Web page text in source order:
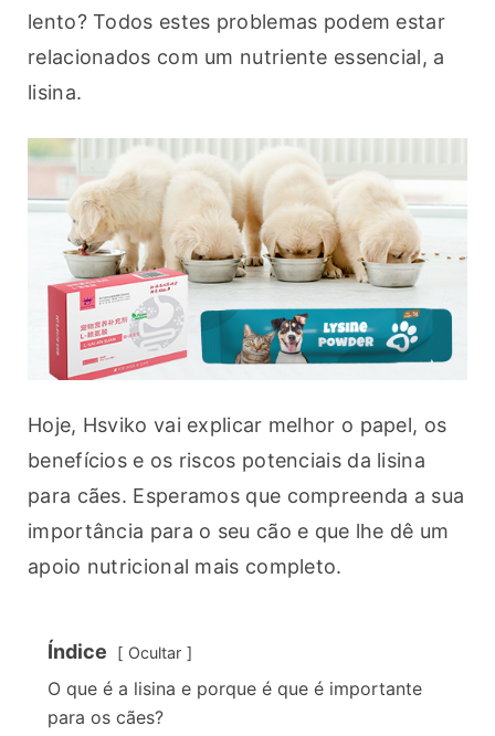
lento? Todos estes problemas podem estar
relacionados com um nutriente essencial, a
lisina.
Hoje, Hsviko vai explicar melhor o papel, os
benefícios e os riscos potenciais da lisina
para cães. Esperamos que compreenda a sua
importância para o seu cão e que lhe dê um
apoio nutricional mais completo.
Índice Ocultar
O que é a lisina e porque é que é importante
para os cães?